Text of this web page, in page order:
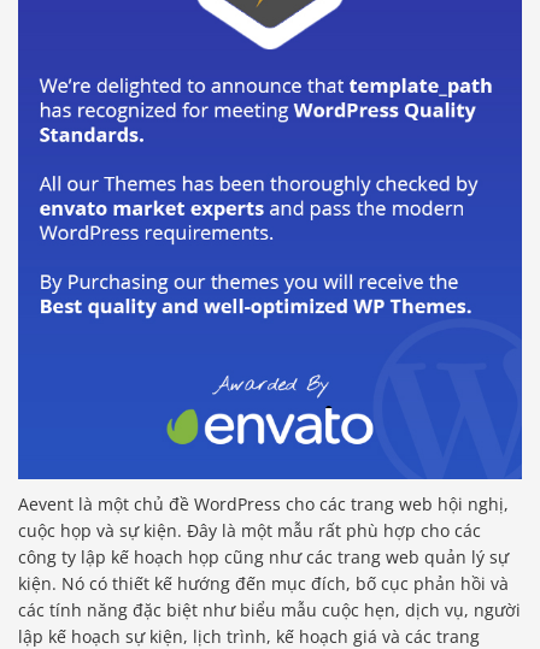
Aevent là một chủ đề WordPress cho các trang web hội nghị,
cuộc họp và sự kiện. Đây là một mẫu rất phù hợp cho các
công ty lập kế hoạch họp cũng như các trang web quản lý sự
kiện. Nó có thiết kế hướng đến mục đích, bố cục phản hồi và
các tính năng đặc biệt như biểu mẫu cuộc hẹn, dịch vụ, người
lập kế hoạch sự kiện, lịch trình, kế hoạch giá và các trang